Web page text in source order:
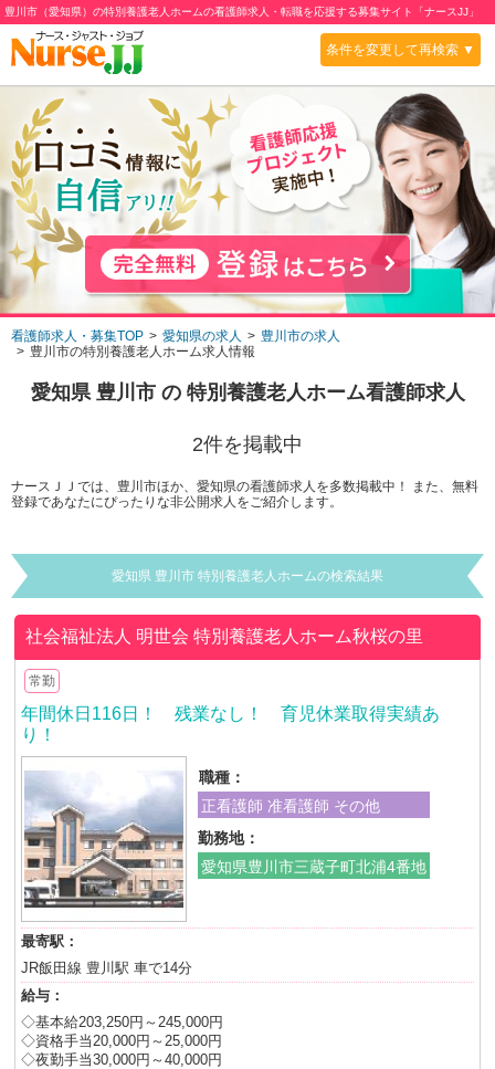
豊川市（愛知県）の特別養護老人ホームの看護師求人・転職を応援する募集サイト「ナースJJ」
条件を変更して再検索 ▼
看護師求人・募集TOP 愛知県の求人
豊川市の求人
豊川市の特別養護老人ホーム求人情報
愛知県 豊川市の 特別養護老人ホーム看護師求人
2件を掲載中
ナースＪＪでは、豊川市ほか、愛知県の看護師求人を多数掲載中！ また、無料
登録であなたにぴったりな非公開求人をご紹介します。
愛知県 豊川市 特別養護老人ホームの検索結果
社会福祉法人 明世会特別養護老人ホーム秋桜の里
常勤
年間休日116日！ 残業なし！ 育児休業取得実績あ
り！
職種：
正看護師 准看護師 その他
勤務地：
愛知県豊川市三蔵子町北浦4番地
最寄駅：
JR飯田線 豊川駅 車で14分
給与：
◇基本給203,250円～245,000円
◇資格手当20,000円～25,000円
◇夜勤手当30,000円～40,000円